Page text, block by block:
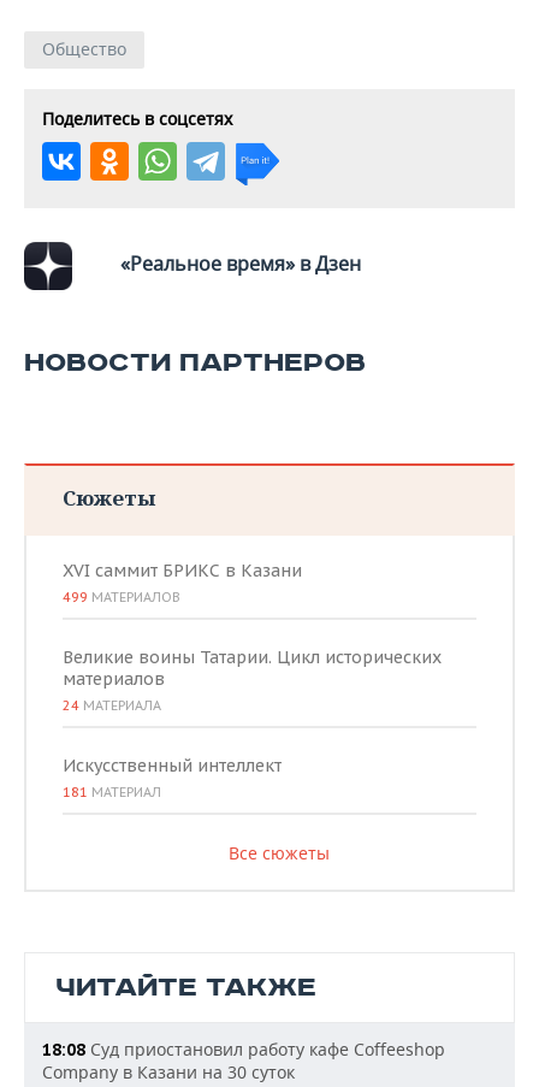
Общество
Поделитесь в соцсетях
«Реальное время» в Дзен
НОВОСТИ ПАРТНЕРОВ
Сюжеты
XVI саммит БРИКС в Казани
499 МАТЕРИАЛОВ
Великие воины Татарии. Цикл исторических
материалов
24 МАТЕРИАЛА
Искусственный интеллект
181 МАТЕРИАЛ
Все сюжеты
ЧИТАЙТЕ ТАКЖЕ
18:08 Суд приостановил работу кафе Coffeeshop
Company в Казани на 30 суток